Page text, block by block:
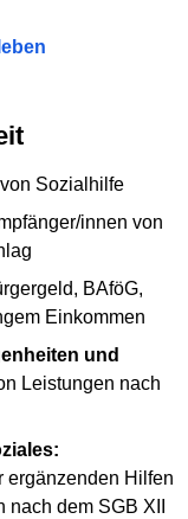
Sozialhilfe
innen von
BAföG,
Einkommen
und
Leistungen nach
ergänzenden Hilfen
dem SGB XII